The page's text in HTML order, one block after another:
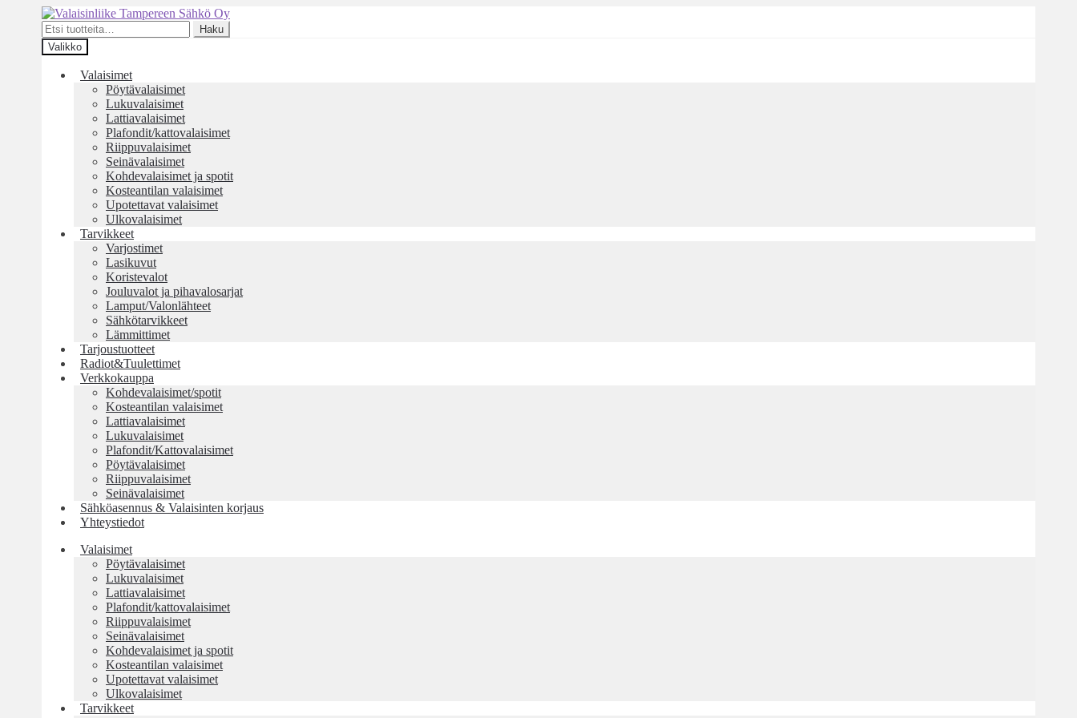
Siirry
navigointiin
Siirry
sisältöön
Etsi:
Haku
Valikko
Valaisimet
Pöytävalaisimet
Lukuvalaisimet
Lattiavalaisimet
Plafondit/kattovalaisimet
Riippuvalaisimet
Seinävalaisimet
Kohdevalaisimet ja spotit
Kosteantilan valaisimet
Upotettavat valaisimet
Ulkovalaisimet
Tarvikkeet
Varjostimet
Lasikuvut
Koristevalot
Jouluvalot ja pihavalosarjat
Lamput/Valonlähteet
Sähkötarvikkeet
Lämmittimet
Tarjoustuotteet
Radiot&Tuulettimet
Verkkokauppa
Kohdevalaisimet/spotit
Kosteantilan valaisimet
Lattiavalaisimet
Lukuvalaisimet
Plafondit/Kattovalaisimet
Pöytävalaisimet
Riippuvalaisimet
Seinävalaisimet
Sähköasennus & Valaisinten korjaus
Yhteystiedot
Valaisimet
Pöytävalaisimet
Lukuvalaisimet
Lattiavalaisimet
Plafondit/kattovalaisimet
Riippuvalaisimet
Seinävalaisimet
Kohdevalaisimet ja spotit
Kosteantilan valaisimet
Upotettavat valaisimet
Ulkovalaisimet
Tarvikkeet